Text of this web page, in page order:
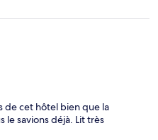
de cet hôtel bien que la
le savions déjà. Lit très